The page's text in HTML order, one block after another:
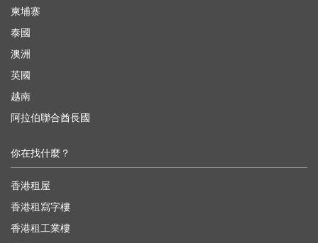
柬埔寨
泰國
澳洲
英國
越南
阿拉伯聯合酋長國
你在找什麼？
香港租屋
香港租寫字樓
香港租工業樓